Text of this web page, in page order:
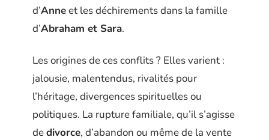
d’Anneet les déchirements dans la famille
d’Abraham et Sara.
Les origines de ces conflits ? Elles varient :
jalousie, malentendus, rivalités pour
l’héritage, divergences spirituelles ou
politiques. La rupture familiale, qu’il s’agisse
dedivorce, d’abandon ou même de la vente